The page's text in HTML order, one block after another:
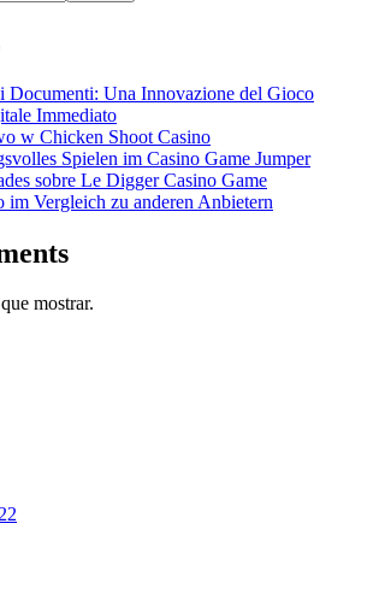
Documenti: Una Innovazione del Gioco
Immediato
w Chicken Shoot Casino
Spielen im Casino Game Jumper
sobre Le Digger Casino Game
im Vergleich zu anderen Anbietern
mostrar.